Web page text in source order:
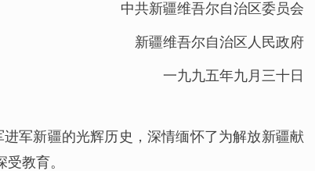
中共新疆维吾尔自治区委员会
新疆维吾尔自治区人民政府
一九九五年九月三十日
军新疆的光辉历史，深情缅怀了为解放新疆献
教育。